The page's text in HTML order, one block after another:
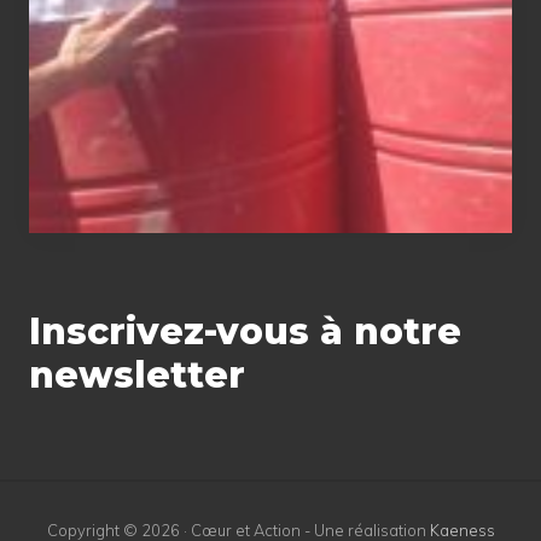
Inscrivez-vous à notre
newsletter
Copyright © 2026 · Cœur et Action - Une réalisation Kaeness